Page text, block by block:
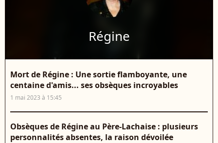
Régine
Mort de Régine : Une sortie flamboyante, une
centaine d'amis... ses obsèques incroyables
1 mai 2023 à 15:45
Obsèques de Régine au Père-Lachaise : plusieurs
personnalités absentes, la raison dévoilée